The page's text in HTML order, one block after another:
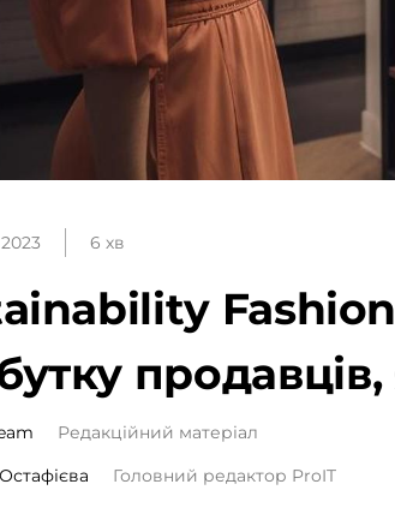
6 хв
продавців,
Редакційний матеріал
Головний редактор ProIT